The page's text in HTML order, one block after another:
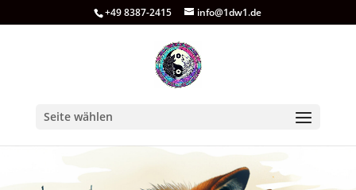
+49 8387-2415 info@1dw1.de
Seite wählen